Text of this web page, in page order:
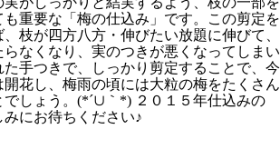
重要な「梅の仕込み」です。こ の剪定を
、枝が四方八方・伸びたい放題に伸びて、
なくなり、実のつきが悪くなってしまい
た手つきで、しっかり剪定することで、今
花し、梅雨の頃には大粒の梅をたくさん
しょう。 (*´∪｀*) ２０１５年仕込みの
みにお待ちくださ い♪